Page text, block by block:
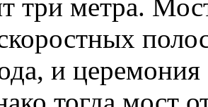
три метра.
и